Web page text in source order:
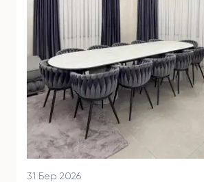
31 Бер 2026